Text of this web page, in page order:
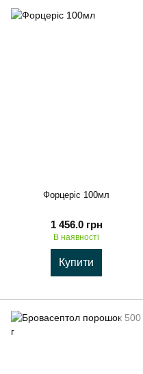
Форцеріс 100мл
1 456.0 грн
В наявності
Купити